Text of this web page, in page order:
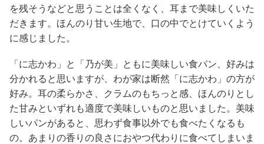
を残そうなどと思うことは全くなく、耳まで美味しくいた
だきます。ほんのり甘い生地で、口の中でとけていくよう
に感じました。
「に志かわ」と「乃が美」ともに美味しい食パン、好みは
分かれると思いますが、わが家は断然「に志かわ」の方が
好み。耳の柔らかさ、クラムのもちっと感、ほんのりとし
た甘みといずれも適度で美味しいものと思いました。美味
しいパンがあると、思わず食事以外でも食べたくなるも
の。あまりの香りの良さにおやつ代わりに食べてしまいま